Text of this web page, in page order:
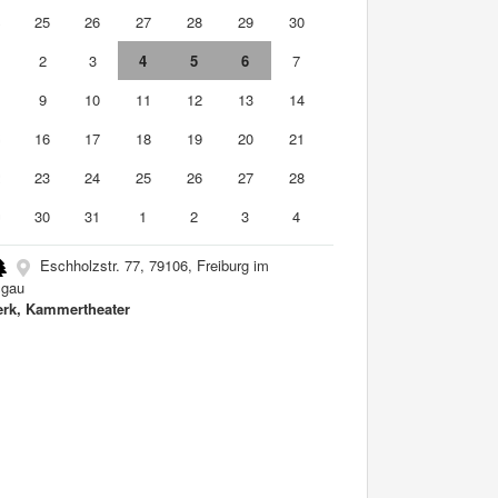
25 26 27 28 29
30
2 3 4 5 6
7
9 10 11 12 13
14
16 17 18 19 20
21
23 24 25 26 27
28
30 31 1 2 3 4
Eschholzstr. 77, 79106, Freiburg im
Kammertheater